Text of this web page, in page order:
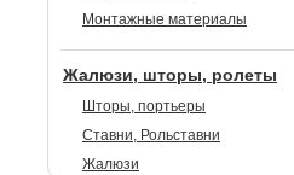
Монтажные материалы
Жалюзи, шторы, ролеты
Шторы, портьеры
Ставни, Рольставни
Жалюзи